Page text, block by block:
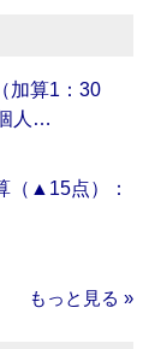
加算1：30
人…
（▲15点）：
もっと見る »